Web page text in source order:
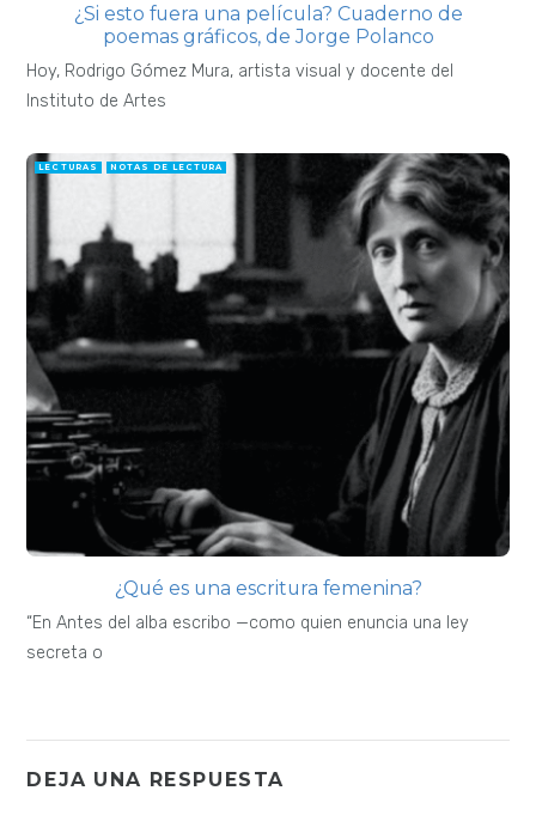
¿Si esto fuera una película? Cuaderno de
poemas gráficos, de Jorge Polanco
Hoy, Rodrigo Gómez Mura, artista visual y docente del
Instituto de Artes
LECTURAS NOTAS DE LECTURA
¿Qué es una escritura femenina?
“En Antes del alba escribo —como quien enuncia una ley
secreta o
DEJA UNA RESPUESTA